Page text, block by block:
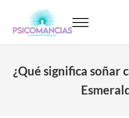
Psicomancias
Menu
¿Qué significa soñar